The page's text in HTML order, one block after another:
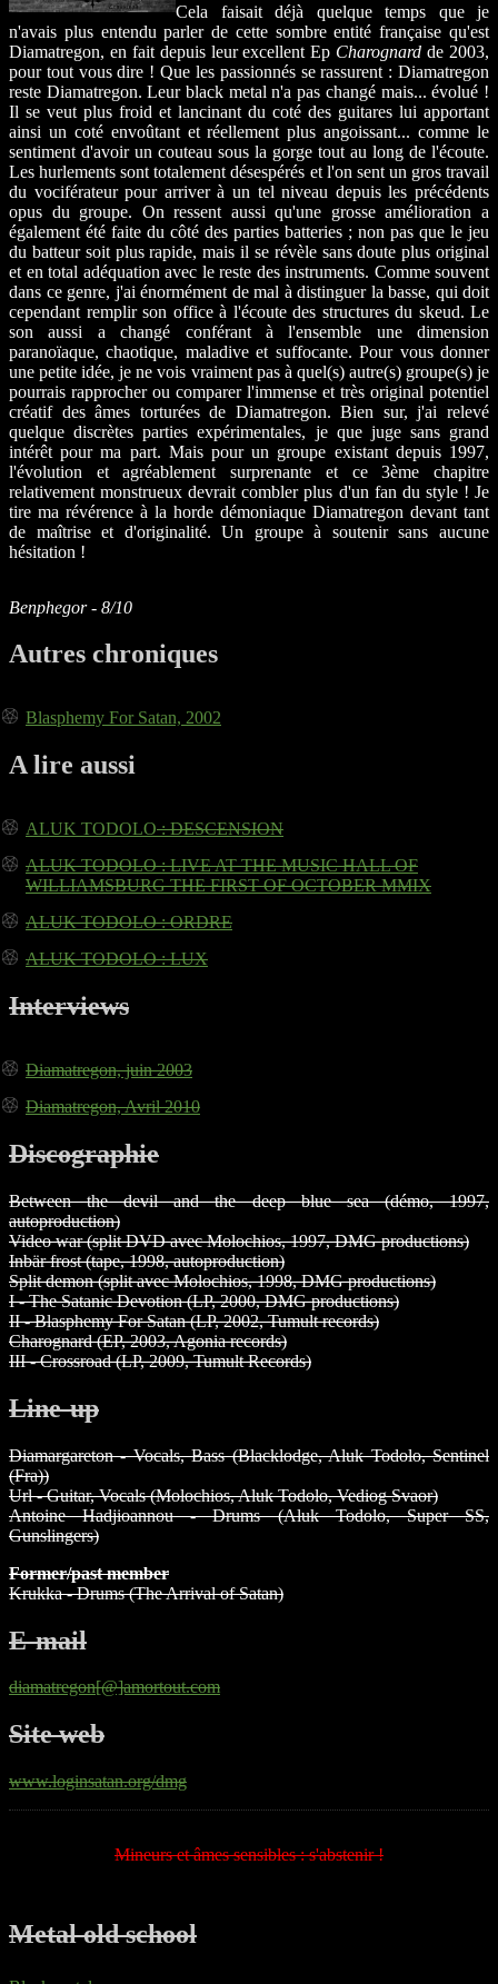
Cela faisait déjà quelque temps que je
n'avais plus entendu parler de cette sombre entité française qu'est
Diamatregon, en fait depuis leur excellent Ep Charognard de 2003,
pour tout vous dire ! Que les passionnés se rassurent : Diamatregon
reste Diamatregon. Leur black metal n'a pas changé mais... évolué !
Il se veut plus froid et lancinant du coté des guitares lui apportant
ainsi un coté envoûtant et réellement plus angoissant... comme le
sentiment d'avoir un couteau sous la gorge tout au long de l'écoute.
Les hurlements sont totalement désespérés et l'on sent un gros travail
du vociférateur pour arriver à un tel niveau depuis les précédents
opus du groupe. On ressent aussi qu'une grosse amélioration a
également été faite du côté des parties batteries ; non pas que le jeu
du batteur soit plus rapide, mais il se révèle sans doute plus original
et en total adéquation avec le reste des instruments. Comme souvent
dans ce genre, j'ai énormément de mal à distinguer la basse, qui doit
cependant remplir son office à l'écoute des structures du skeud. Le
son aussi a changé conférant à l'ensemble une dimension
paranoïaque, chaotique, maladive et suffocante. Pour vous donner
une petite idée, je ne vois vraiment pas à quel(s) autre(s) groupe(s) je
pourrais rapprocher ou comparer l'immense et très original potentiel
créatif des âmes torturées de Diamatregon. Bien sur, j'ai relevé
quelque discrètes parties expérimentales, je que juge sans grand
intérêt pour ma part. Mais pour un groupe existant depuis 1997,
l'évolution et agréablement surprenante et ce 3ème chapitre
relativement monstrueux devrait combler plus d'un fan du style ! Je
tire ma révérence à la horde démoniaque Diamatregon devant tant
de maîtrise et d'originalité. Un groupe à soutenir sans aucune
hésitation !
Benphegor - 8/10
Autres chroniques
Blasphemy For Satan, 2002
A lire aussi
ALUK TODOLO: DESCENSION
ALUK TODOLO: LIVE AT THE MUSIC HALL OF
WILLIAMSBURG THE FIRST OF OCTOBER MMIX
ALUK TODOLO: ORDRE
ALUK TODOLO: LUX
Interviews
Diamatregon, juin 2003
Diamatregon, Avril 2010
Discographie
Between the devil and the deep blue sea (démo, 1997,
autoproduction)
Video war (split DVD avec Molochios, 1997, DMG productions)
Inbär frost (tape, 1998, autoproduction)
Split demon (split avec Molochios, 1998, DMG productions)
I - The Satanic Devotion (LP, 2000, DMG productions)
II - Blasphemy For Satan (LP, 2002, Tumult records)
Charognard (EP, 2003, Agonia records)
III - Crossroad (LP, 2009, Tumult Records)
Line-up
Diamargareton - Vocals, Bass (Blacklodge, Aluk Todolo, Sentinel
(Fra))
Url - Guitar, Vocals (Molochios, Aluk Todolo, Vediog Svaor)
Antoine Hadjioannou - Drums (Aluk Todolo, Super SS,
Gunslingers)
Former/past member
Krukka - Drums (The Arrival of Satan)
E-mail
diamatregon[@]amortout.com
Site web
www.loginsatan.org/dmg
Mineurs et âmes sensibles : s'abstenir !
Metal old school